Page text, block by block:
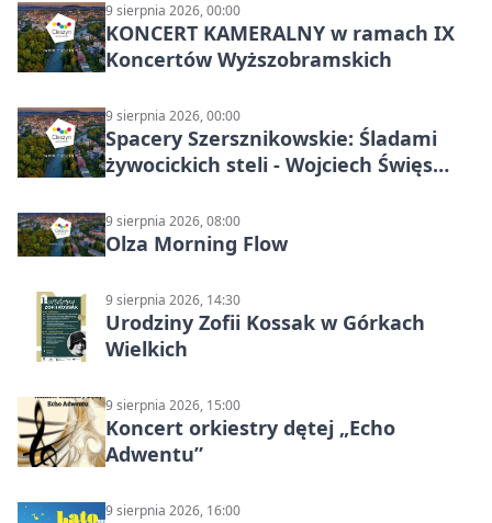
9 sierpnia 2026, 00:00
KONCERT KAMERALNY w ramach IX
Koncertów Wyższobramskich
9 sierpnia 2026, 00:00
Spacery Szersznikowskie: Śladami
żywocickich steli - Wojciech Święs
9 sierpnia 2026, 08:00
Olza Morning Flow
9 sierpnia 2026, 14:30
Urodziny Zofii Kossak w Górkach
Wielkich
9 sierpnia 2026, 15:00
Koncert orkiestry dętej „Echo
Adwentu”
9 sierpnia 2026, 16:00